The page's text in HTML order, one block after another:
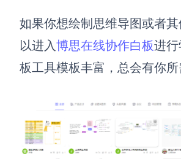
如果你想绘制思维导图或者
以进入博思在线协作白板进
板工具模板丰富，总会有你所